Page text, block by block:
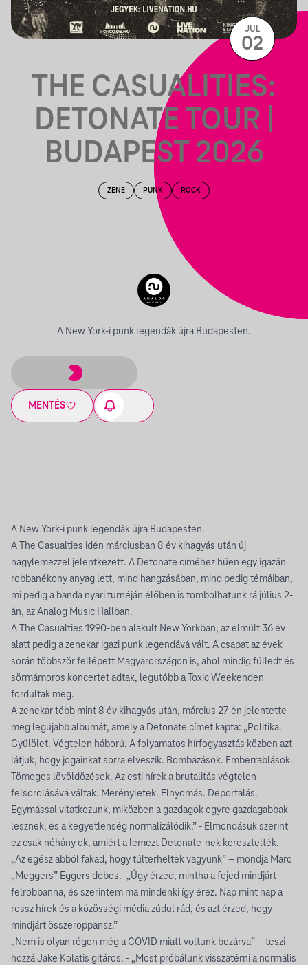
THE CASUALITIES:
DETONATE TOUR |
BUDAPEST 2026
ZENE PUNK ROCK
A New York-i punk legendák újra Budapesten.
MENTÉS
JUL
02
A New York-i punk legendák újra Budapesten.
A The Casualties idén márciusban 8 év kihagyás után új
nagylemezzel jelentkezett. A Detonate címéhez hűen egy igazán
robbanékony anyag lett, mind hangzásában, mind pedig témáiban,
mi pedig a banda nyári turnéján élőben is tombolhatunk rá július 2-
án, az Analog Music Hallban.
A The Casualties 1990-ben alakult New Yorkban, az elmúlt 36 év
alatt pedig a zenekar igazi punk legendává vált. A csapat az évek
során többször fellépett Magyarországon is, ahol mindig fülledt és
sörmámoros koncertet adtak, legutóbb a Toxic Weekenden
fordultak meg.
A zenekar több mint 8 év kihagyás után, március 27-én jelentette
meg legújabb albumát, amely a Detonate címet kapta: „Politika.
Gyűlölet. Végtelen háború. A folyamatos hírfogyasztás közben azt
látjuk, hogy jogainkat sorra elveszik. Bombázások. Emberrablások.
Tömeges lövöldözések. Az esti hírek a brutalitás végtelen
felsorolásává váltak. Merényletek. Elnyomás. Deportálás.
Egymással vitatkozunk, miközben a gazdagok egyre gazdagabbak
lesznek, és a kegyetlenség normalizálódik.” - Elmondásuk szerint
ez csak néhány ok, amiért a lemezt Detonate-nek keresztelték.
„Az egész abból fakad, hogy túlterheltek vagyunk” – mondja Marc
„Meggers” Eggers dobos.- „Úgy érzed, mintha a fejed mindjárt
felrobbanna, és szerintem ma mindenki így érez. Nap mint nap a
rossz hírek és a közösségi média zúdul rád, és azt érzed, hogy
mindjárt összeroppansz.”
„Nem is olyan régen még a COVID miatt voltunk bezárva” – teszi
hozzá Jake Kolatis gitáros. - „Most próbálunk visszatérni a normális